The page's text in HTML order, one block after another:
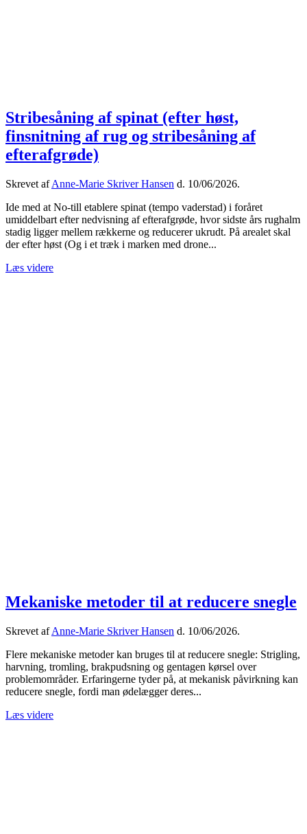
Stribesåning af spinat (efter høst,
finsnitning af rug og stribesåning af
efterafgrøde)
Skrevet afAnne-Marie Skriver Hansen d. 10/06/2026.
Ide med at No-till etablere spinat (tempo vaderstad) i foråret
umiddelbart efter nedvisning af efterafgrøde, hvor sidste års rughalm
stadig ligger mellem rækkerne og reducerer ukrudt. På arealet skal
der efter høst (Og i et træk i marken med drone...
Læs videre
Mekaniske metoder til at reducere snegle
Skrevet afAnne-Marie Skriver Hansen d. 10/06/2026.
Flere mekaniske metoder kan bruges til at reducere snegle: Strigling,
harvning, tromling, brakpudsning og gentagen kørsel over
problemområder. Erfaringerne tyder på, at mekanisk påvirkning kan
reducere snegle, fordi man ødelægger deres...
Læs videre